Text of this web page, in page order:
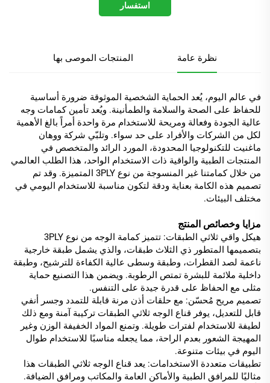
استفسار
نظرة عامة المنتجات الموصى بها
في عالم اليوم، يُعد الحماية الشخصية الموثوقة ضرورة أساسية
للحفاظ على الصحة والسلامة والطمأنينة. ويُعد تأمين كمامات وجه
عالية الجودة وفعالة ومريحة للاستخدام مرة واحدة أمراً بالغ الأهمية
لكل من الشركات والأفراد على حد سواء. وتلبّي شركة ووهان
ماغنيت للتكنولوجيا المحدودة، المورد الرائد والمتخصص في
المنتجات الطبية والواقية ذات الاستخدام الواحد، هذا الطلب العالمي
من خلال كمامتنا غير المنسوجة من نوع 3PLY المتميزة. وقد تم
تصميم هذه الكامة بعناية ودقة لتكون مناسبة للاستخدام اليومي في
مختلف البيئات.
مزايا وخصائص المنتج
هيكل واقي ثلاثي الطبقات: تتميز كمامة الوجه من نوع 3PLY
بتصميمها المتطور ذي الثلاث طبقات، والذي يشمل طبقة خارجية
ناعمة لصد القطرات، وطبقة وسطى عالية الكفاءة للترشيح، وطبقة
داخلية ملائمة للبشرة تمتص الرطوبة. ويضمن هذا التصنيع حماية
مثلى مع الحفاظ على قدرة جيدة على التنفس.
تصميم مريح مُحسّن: مع حلقات أذن مرنة قابلة للتمدد وجسر أنفي
قابل للتعديل، يوفر قناع الوجه ثلاثي الطبقات تركيبة آمنة ومع ذلك
لطيفة للاستخدام لفترات طويلة. وتمنع المواد الخفيفة الوزن وغير
المهيجة الشعور بعدم الراحة، مما يجعله مناسبًا للاستخدام طوال
اليوم في بيئات متنوعة.
تطبيقات متعددة الاستخدامات: يعد قناع الوجه ثلاثي الطبقات هذا
مثاليًا للمرافق الطبية والأماكن العامة والمكاتب ومرافق الضيافة.